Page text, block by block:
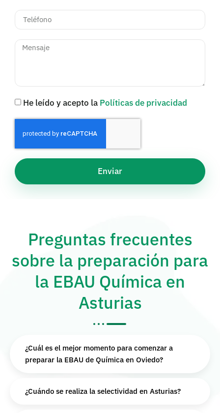
He leído y acepto la Políticas de privacidad
Enviar
Preguntas frecuentes
sobre la preparación para
la EBAU Química en
Asturias
¿Cuál es el mejor momento para comenzar a
preparar la EBAU de Química en Oviedo?
¿Cuándo se realiza la selectividad en Asturias?